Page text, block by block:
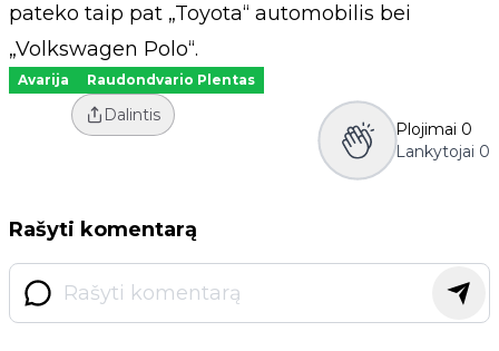
pateko taip pat „Toyota“ automobilis bei
„Volkswagen Polo“.
Avarija Raudondvario Plentas
Dalintis
Plojimai 0
Lankytojai 0
Rašyti komentarą